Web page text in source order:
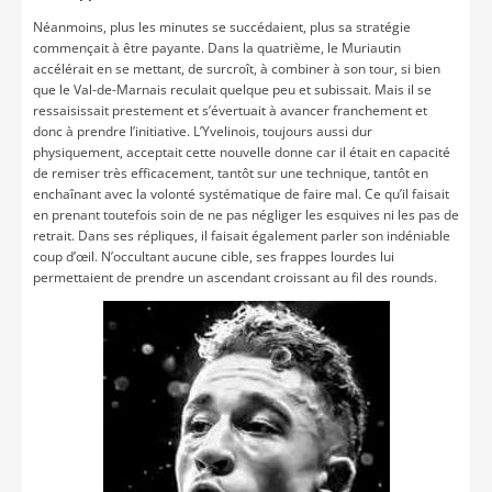
Néanmoins, plus les minutes se succédaient, plus sa stratégie
commençait à être payante. Dans la quatrième, le Muriautin
accélérait en se mettant, de surcroît, à combiner à son tour, si bien
que le Val-de-Marnais reculait quelque peu et subissait. Mais il se
ressaisissait prestement et s’évertuait à avancer franchement et
donc à prendre l’initiative. L’Yvelinois, toujours aussi dur
physiquement, acceptait cette nouvelle donne car il était en capacité
de remiser très efficacement, tantôt sur une technique, tantôt en
enchaînant avec la volonté systématique de faire mal. Ce qu’il faisait
en prenant toutefois soin de ne pas négliger les esquives ni les pas de
retrait. Dans ses répliques, il faisait également parler son indéniable
coup d’œil. N’occultant aucune cible, ses frappes lourdes lui
permettaient de prendre un ascendant croissant au fil des rounds.